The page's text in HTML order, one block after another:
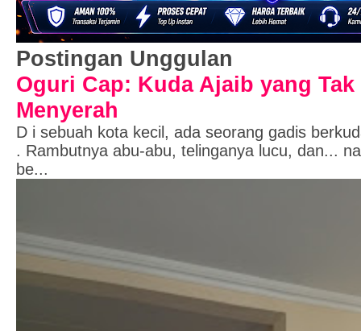
Postingan Unggulan
Oguri Cap: Kuda Ajaib yang Tak
Menyerah
D i sebuah kota kecil, ada seorang gadis
. Rambutnya abu-abu, telinganya lucu, dan...
be...